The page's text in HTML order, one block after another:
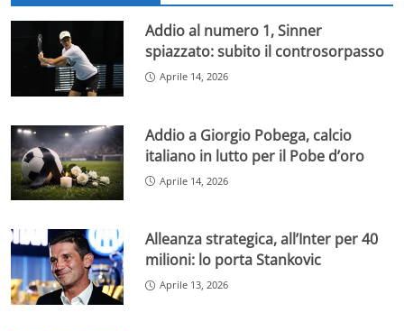
Addio al numero 1, Sinner
spiazzato: subito il controsorpasso
Aprile 14, 2026
Addio a Giorgio Pobega, calcio
italiano in lutto per il Pobe d’oro
Aprile 14, 2026
Alleanza strategica, all’Inter per 40
milioni: lo porta Stankovic
Aprile 13, 2026